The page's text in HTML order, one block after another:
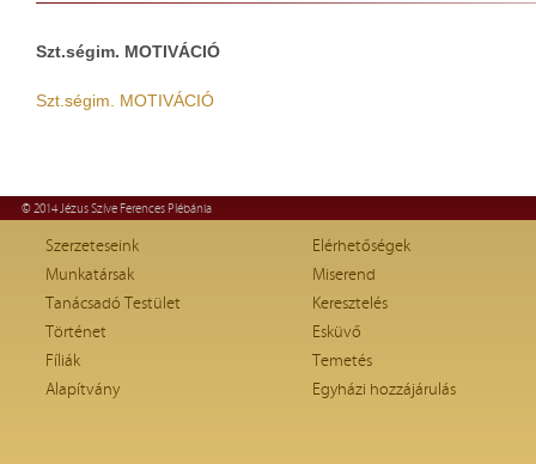
Szt.ségim. MOTIVÁCIÓ
Szt.ségim. MOTIVÁCIÓ
© 2014 Jézus Szíve Ferences Plébánia
Szerzeteseink
Munkatársak
Tanácsadó Testület
Történet
Fíliák
Alapítvány
Elérhetőségek
Miserend
Keresztelés
Esküvő
Temetés
Egyházi hozzájárulás